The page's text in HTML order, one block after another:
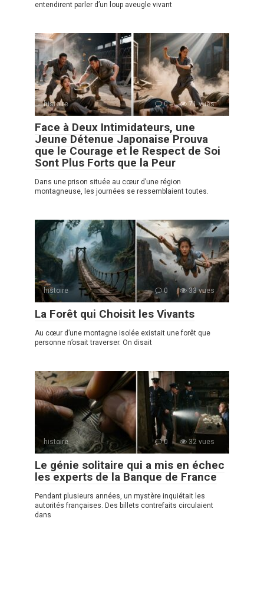
entendirent parler d’un loup aveugle vivant
histoire 0 71 vues
Face à Deux Intimidateurs, une
Jeune Détenue Japonaise Prouva
que le Courage et le Respect de Soi
Sont Plus Forts que la Peur
Dans une prison située au cœur d’une région
montagneuse, les journées se ressemblaient toutes.
histoire 0 33 vues
La Forêt qui Choisit les Vivants
Au cœur d’une montagne isolée existait une forêt que
personne n’osait traverser. On disait
histoire 0 32 vues
Le génie solitaire qui a mis en échec
les experts de la Banque de France
Pendant plusieurs années, un mystère inquiétait les
autorités françaises. Des billets contrefaits circulaient
dans